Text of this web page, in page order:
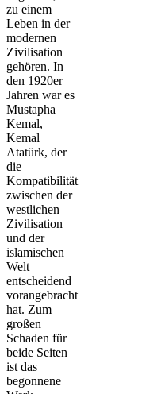
zu einem
Leben in der
modernen
Zivilisation
gehören. In
den 1920er
Jahren war es
Mustapha
Kemal,
Kemal
Atatürk, der
die
Kompatibilität
zwischen der
westlichen
Zivilisation
und der
islamischen
Welt
entscheidend
vorangebracht
hat. Zum
großen
Schaden für
beide Seiten
ist das
begonnene